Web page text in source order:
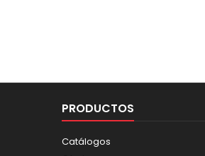
PRODUCTOS
Catálogos